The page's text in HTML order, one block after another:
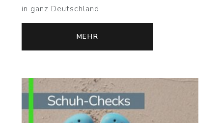
in ganz Deutschland
MEHR